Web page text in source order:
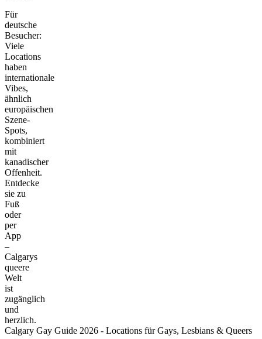
Für
deutsche
Besucher:
Viele
Locations
haben
internationale
Vibes,
ähnlich
europäischen
Szene-
Spots,
kombiniert
mit
kanadischer
Offenheit.
Entdecke
sie zu
Fuß
oder
per
App
–
Calgarys
queere
Welt
ist
zugänglich
und
herzlich.
Calgary Gay Guide 2026 - Locations für Gays, Lesbians & Queers